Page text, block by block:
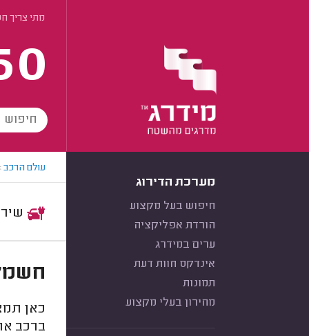
מתי צריך
מערכת הדירוג
חיפוש בעל מקצוע
הורדת אפליקציה
ערים במידרג
אינדקס חוות דעת
תמונות
מחירון בעלי מקצוע
עולם הרכב
כאן
ברכב